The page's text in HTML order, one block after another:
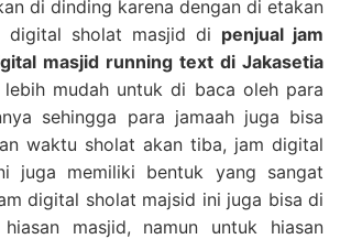
di dinding karena dengan di etakan
sholat masjid di penjual jam
masjid running text di Jakasetia
mudah untuk di baca oleh para
sehingga para jamaah juga bisa
waktu sholat akan tiba, jam digital
juga memiliki bentuk yang sangat
digital sholat majsid ini juga bisa di
masjid, namun untuk hiasan